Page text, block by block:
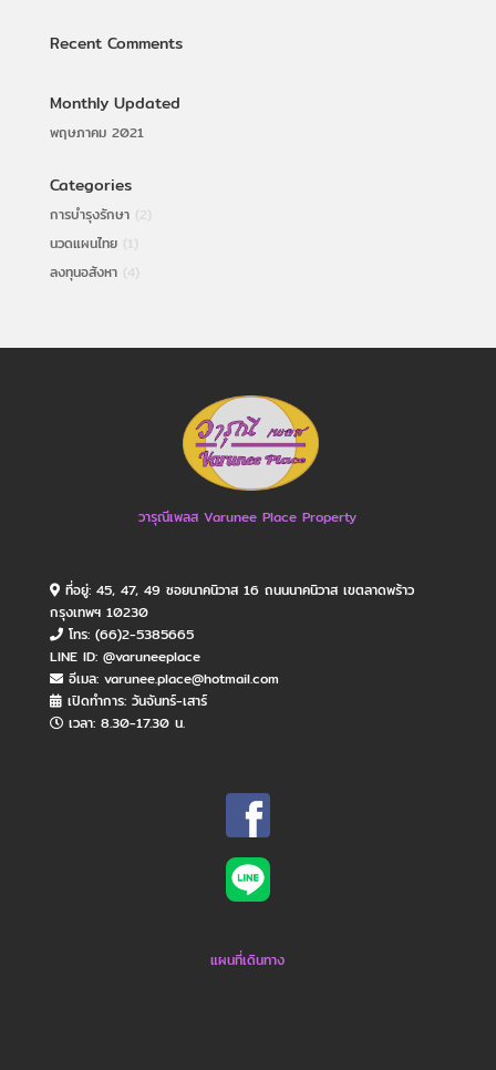
Recent Comments
Monthly Updated
พฤษภาคม 2021
Categories
การบำรุงรักษา(2)
นวดแผนไทย(1)
ลงทุนอสังหา(4)
วารุณีเพลส Varunee Place Property
ที่อยู่: 45, 47, 49 ซอยนาคนิวาส 16 ถนนนาคนิวาส เขตลาดพร้าว
กรุงเทพฯ 10230
โทร: (66)2-5385665
LINE ID: @varuneeplace
อีเมล: varunee.place@hotmail.com
เปิดทำการ: วันจันทร์​-เสาร์
เวลา: 8.30-17.30 น.
แผนที่เดินทาง